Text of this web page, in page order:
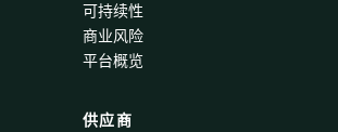
可持续性
商业风险
平台概览
供应商